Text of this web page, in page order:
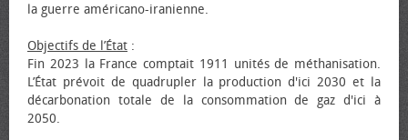
la guerre américano-iranienne.
Objectifs de l’État :
Fin 2023 la France comptait 1911 unités de méthanisation.
L’État prévoit de quadrupler la production d'ici 2030 et la
décarbonation totale de la consommation de gaz d'ici à
2050.